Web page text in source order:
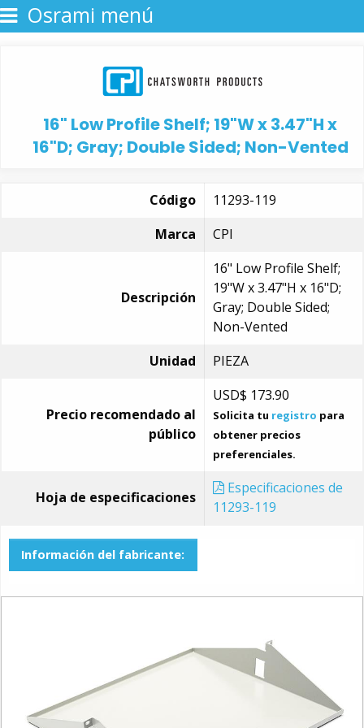
Osrami menú
16" Low Profile Shelf; 19"W x 3.47"H x
16"D; Gray; Double Sided; Non-Vented
Código
11293-119
Marca
CPI
Descripción
16" Low Profile Shelf;
19"W x 3.47"H x 16"D;
Gray; Double Sided;
Non-Vented
Unidad
PIEZA
Precio recomendado al
público
USD$ 173.90
Solicita tu registro para
obtener precios
preferenciales.
Hoja de especificaciones
Especificaciones de
11293-119
Información del fabricante: